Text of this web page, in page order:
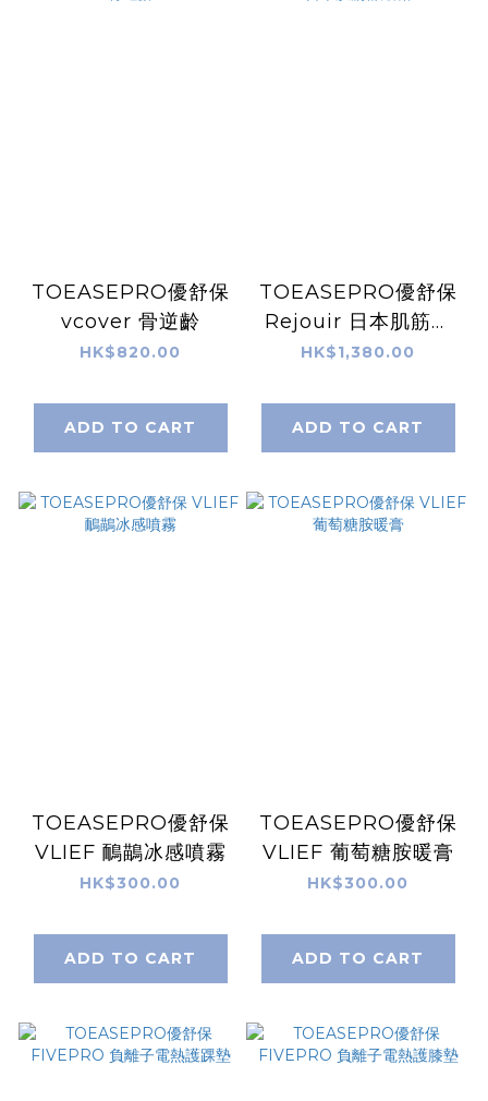
TOEASEPRO優舒保
vcover 骨逆齡
HK$820.00
ADD TO CART
TOEASEPRO優舒保
Rejouir 日本肌筋舒
緩槍
HK$1,380.00
ADD TO CART
TOEASEPRO優舒保
VLIEF 鴯鶓冰感噴霧
HK$300.00
ADD TO CART
TOEASEPRO優舒保
VLIEF 葡萄糖胺暖膏
HK$300.00
ADD TO CART